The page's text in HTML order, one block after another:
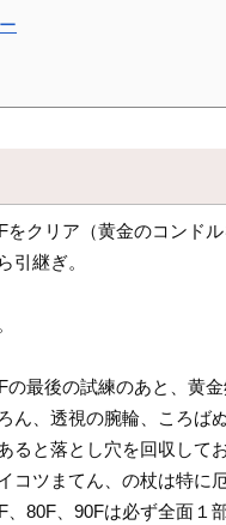
をクリア（黄金のコンド
引継ぎ。
の最後の試練のあと、黄
ん、透視の腕輪、ころば
ると落とし穴を回収してお
コツまてん、の杖は特に
、80F、90Fは必ず全面１